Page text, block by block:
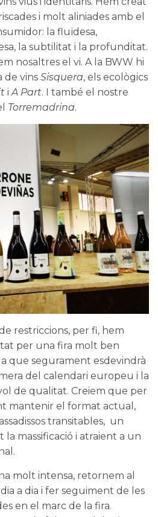
i molt aliniades amb el
la fluïdesa,
la subtilitat i la profunditat.
nosaltres el vi. A la BWW hi
de vins Sisquera, els ecològics
iA Part. I també el nostre
Torremadrina.
restriccions, per fi, hem
per una fira molt ben
que segurament esdevindrà
del calendari europeu i la
de qualitat. Creiem que per
mantenir el format actual,
transitables, un
massificació i atraient a un
molt intensa, retornem al
a dia i fer seguiment de les
en el marc de la fira.